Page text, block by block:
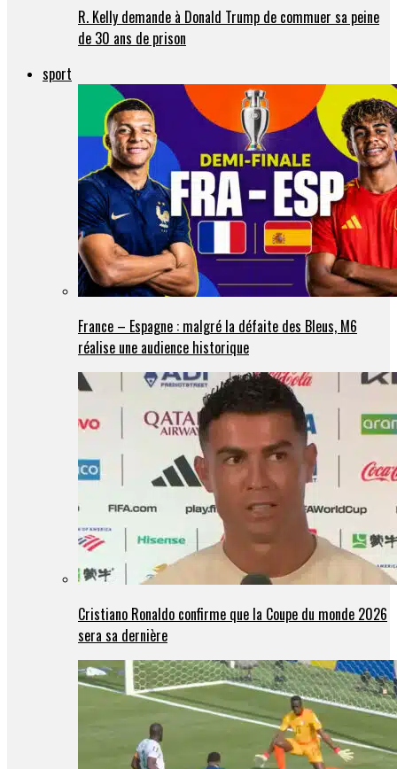
R. Kelly demande à Donald Trump de commuer sa peine
de 30 ans de prison
sport
France – Espagne : malgré la défaite des Bleus, M6
réalise une audience historique
Cristiano Ronaldo confirme que la Coupe du monde 2026
sera sa dernière